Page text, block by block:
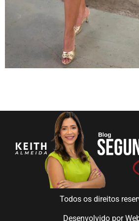
Todos os direitos
Desenvolvido por